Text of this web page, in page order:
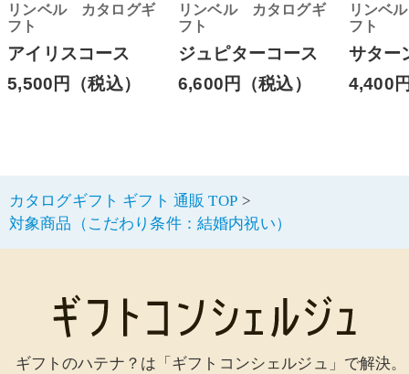
リンベル カタログギ
フト
アイリスコース
5,500円（税込）
リンベル カタログギ
フト
ジュピターコース
6,600円（税込）
リンベ
フト
サター
4,400
カタログギフト ギフト 通販 TOP
対象商品（こだわり条件：結婚内祝い）
ギフトのハテナ？は「ギフトコンシェルジュ」で解決。